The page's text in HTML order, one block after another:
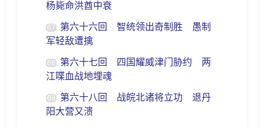
杨毙命洪酋中衰
67
第六十六回 智统领出奇制胜 愚制
军轻敌遭擒
68
第六十七回 四国耀威津门胁约 两
江喋血战地埋魂
69
第六十八回 战皖北诸将立功 退丹
阳大营又溃